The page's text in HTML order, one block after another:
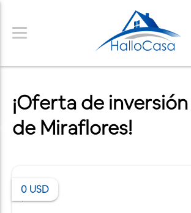
¡Oferta de inversión
de Miraflores!
0 USD